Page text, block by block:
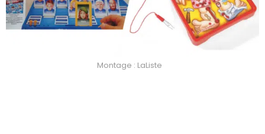
Montage : LaListe